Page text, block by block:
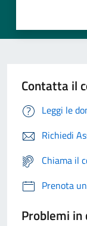
Contatta il
Leggi le
Richiedi
Chiama il
Prenota
Problemi